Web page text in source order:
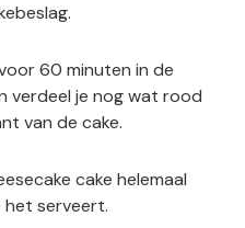
60 minuten in de
verdeel je nog wat rood
van de cake.
cake helemaal
het serveert.